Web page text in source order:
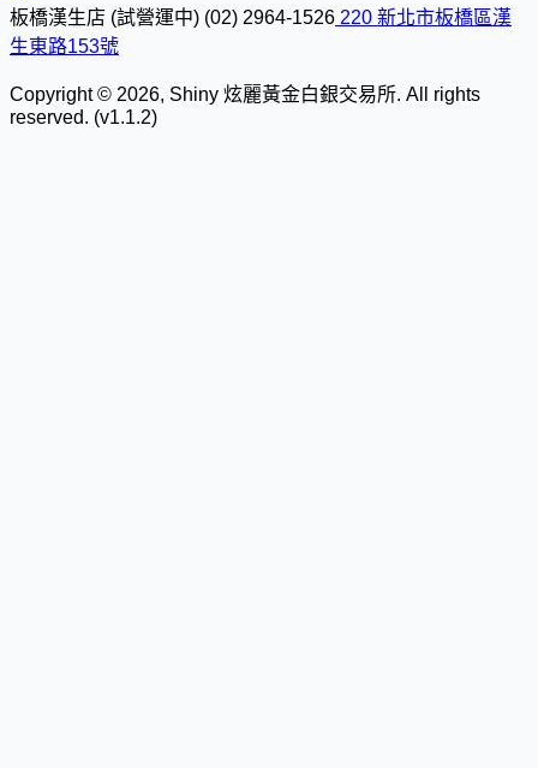
板橋漢生店 (試營運中) (02) 2964-1526 220 新北市板橋區漢
生東路153號
Copyright © 2026, Shiny 炫麗黃金白銀交易所. All rights
reserved. (v1.1.2)